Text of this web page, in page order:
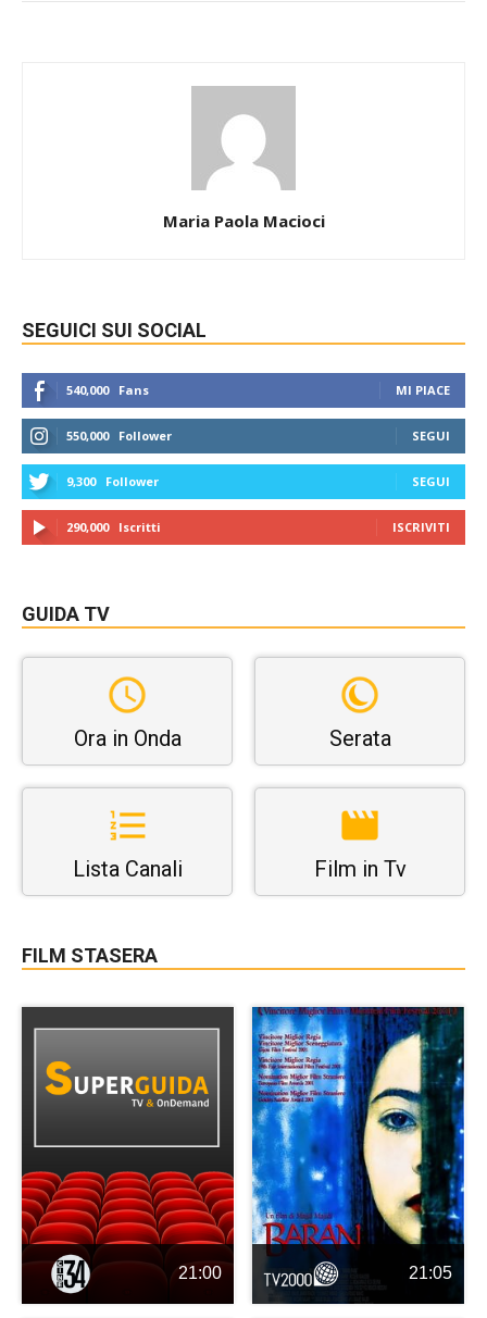
Maria Paola Macioci
SEGUICI SUI SOCIAL
540,000 Fans MI PIACE
550,000 Follower SEGUI
9,300 Follower SEGUI
290,000 Iscritti ISCRIVITI
GUIDA TV
Ora in Onda Serata
Lista Canali Film in Tv
FILM STASERA
21:00 21:05